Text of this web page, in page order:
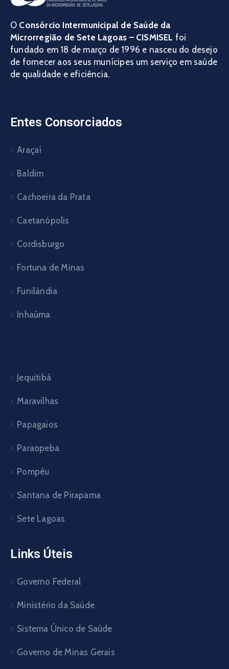
O Consórcio Intermunicipal de Saúde da
Microrregião de Sete Lagoas – CISMISEL foi
fundado em 18 de março de 1996 e nasceu do desejo
de fornecer aos seus munícipes um serviço em saúde
de qualidade e eficiência.
Entes Consorciados
Araçaí
Baldim
Cachoeira da Prata
Caetanópolis
Cordisburgo
Fortuna de Minas
Funilândia
Inhaúma
Jequitibá
Maravilhas
Papagaios
Paraopeba
Pompéu
Santana de Pirapama
Sete Lagoas
Links Úteis
Governo Federal
Ministério da Saúde
Sistema Único de Saúde
Governo de Minas Gerais